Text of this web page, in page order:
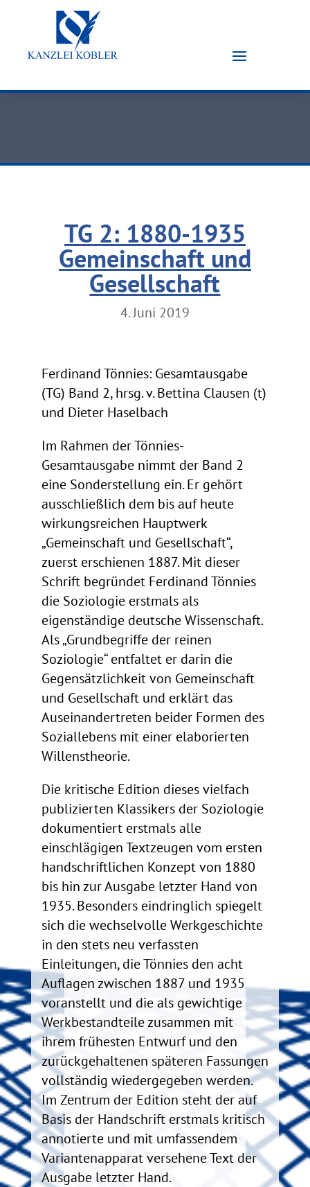
TG 2: 1880-1935
Gemeinschaft und
Gesellschaft
4. Juni 2019
Ferdinand Tönnies: Gesamtausgabe
(TG) Band 2, hrsg. v. Bettina Clausen (t)
und Dieter Haselbach
Im Rahmen der Tönnies-
Gesamtausgabe nimmt der Band 2
eine Sonderstellung ein. Er gehört
ausschließlich dem bis auf heute
wirkungsreichen Hauptwerk
„Gemeinschaft und Gesellschaft“,
zuerst erschienen 1887. Mit dieser
Schrift begründet Ferdinand Tönnies
die Soziologie erstmals als
eigenständige deutsche Wissenschaft.
Als „Grundbegriffe der reinen
Soziologie“ entfaltet er darin die
Gegensätzlichkeit von Gemeinschaft
und Gesellschaft und erklärt das
Auseinandertreten beider Formen des
Soziallebens mit einer elaborierten
Willenstheorie.
Die kritische Edition dieses vielfach
publizierten Klassikers der Soziologie
dokumentiert erstmals alle
einschlägigen Textzeugen vom ersten
handschriftlichen Konzept von 1880
bis hin zur Ausgabe letzter Hand von
1935. Besonders eindringlich spiegelt
sich die wechselvolle Werkgeschichte
in den stets neu verfassten
Einleitungen, die Tönnies den acht
Auflagen zwischen 1887 und 1935
voranstellt und die als gewichtige
Werkbestandteile zusammen mit
ihrem frühesten Entwurf und den
zurückgehaltenen späteren Fassungen
vollständig wiedergegeben werden.
Im Zentrum der Edition steht der auf
Basis der Handschrift erstmals kritisch
annotierte und mit umfassendem
Variantenapparat versehene Text der
Ausgabe letzter Hand.